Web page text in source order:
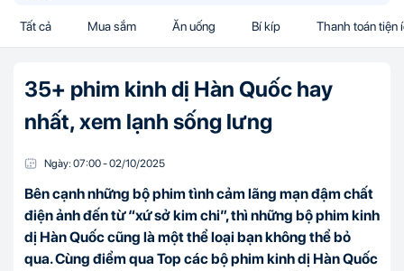
Tất cả Mua sắm Ăn uống Bí kíp Thanh toán tiện
35+ phim kinh dị Hàn Quốc hay
nhất, xem lạnh sống lưng
Ngày: 07:00-02/10/2025
Bên cạnh những bộ phim tình cảm lãng mạn đậm chất
điện ảnh đến từ “xứ sở kim chi”, thì những bộ phim kinh
dị Hàn Quốc cũng là một thể loại bạn không thể bỏ
qua. Cùng điểm qua Top các bộ phim kinh dị Hàn Quốc